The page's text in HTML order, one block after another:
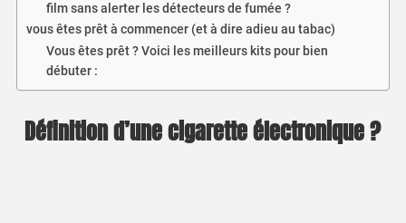
film sans alerter les détecteurs de fumée ?
vous êtes prêt à commencer (et à dire adieu au tabac)
Vous êtes prêt ? Voici les meilleurs kits pour bien
débuter :
Définition d’une cigarette électronique ?